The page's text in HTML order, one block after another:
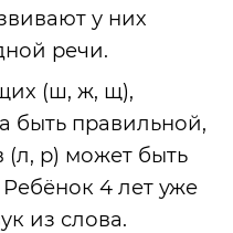
у них
речи.
(ш, ж, щ),
быть правильной,
(л, р) может быть
4 лет уже
из слова.